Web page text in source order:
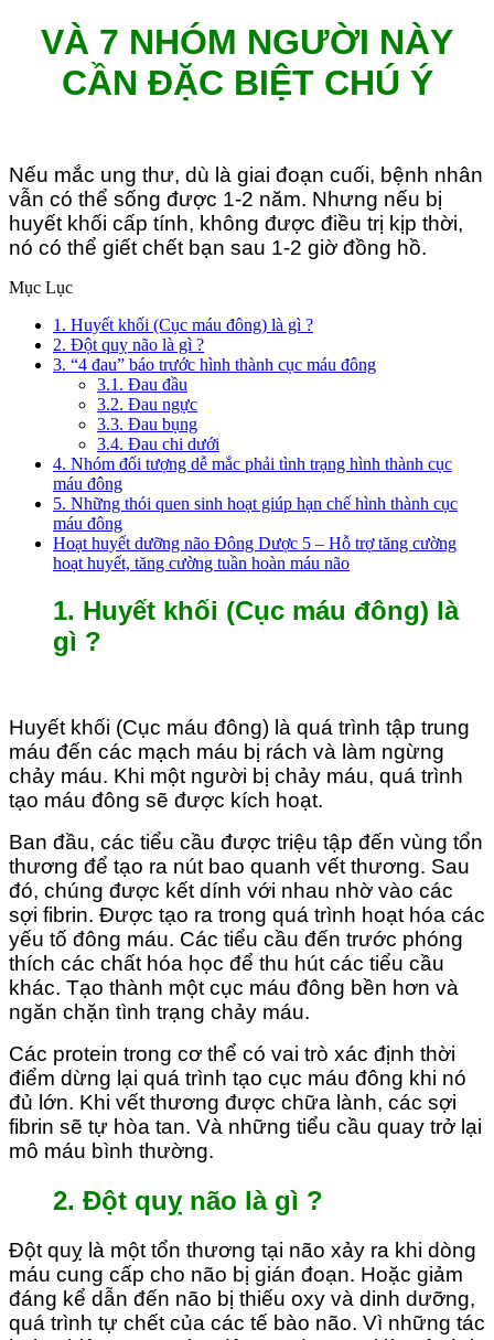
VÀ 7 NHÓM NGƯỜI NÀY
CẦN ĐẶC BIỆT CHÚ Ý
Nếu mắc ung thư, dù là giai đoạn cuối, bệnh nhân
vẫn có thể sống được 1-2 năm. Nhưng nếu bị
huyết khối cấp tính, không được điều trị kịp thời,
nó có thể giết chết bạn sau 1-2 giờ đồng hồ.
Mục Lục
1. Huyết khối (Cục máu đông) là gì ?
2. Đột quỵ não là gì ?
3. “4 đau” báo trước hình thành cục máu đông
3.1. Đau đầu
3.2. Đau ngực
3.3. Đau bụng
3.4. Đau chi dưới
4. Nhóm đối tượng dễ mắc phải tình trạng hình thành cục
máu đông
5. Những thói quen sinh hoạt giúp hạn chế hình thành cục
máu đông
Hoạt huyết dưỡng não Đông Dược 5 – Hỗ trợ tăng cường
hoạt huyết, tăng cường tuần hoàn máu não
1. Huyết khối (Cục máu đông) là
gì ?
Huyết khối (Cục máu đông) là quá trình tập trung
máu đến các mạch máu bị rách và làm ngừng
chảy máu. Khi một người bị chảy máu, quá trình
tạo máu đông sẽ được kích hoạt.
Ban đầu, các tiểu cầu được triệu tập đến vùng tổn
thương để tạo ra nút bao quanh vết thương. Sau
đó, chúng được kết dính với nhau nhờ vào các
sợi fibrin. Được tạo ra trong quá trình hoạt hóa các
yếu tố đông máu. Các tiểu cầu đến trước phóng
thích các chất hóa học để thu hút các tiểu cầu
khác. Tạo thành một cục máu đông bền hơn và
ngăn chặn tình trạng chảy máu.
Các protein trong cơ thể có vai trò xác định thời
điểm dừng lại quá trình tạo cục máu đông khi nó
đủ lớn. Khi vết thương được chữa lành, các sợi
fibrin sẽ tự hòa tan. Và những tiểu cầu quay trở lại
mô máu bình thường.
2. Đột quỵ não là gì ?
Đột quỵ là một tổn thương tại não xảy ra khi dòng
máu cung cấp cho não bị gián đoạn. Hoặc giảm
đáng kể dẫn đến não bị thiếu oxy và dinh dưỡng,
quá trình tự chết của các tế bào não. Vì những tác